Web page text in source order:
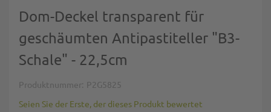
Dom-Deckel transparent für
geschäumten Antipastiteller "B3-
Schale" - 22,5cm
Produktnummer P2G5825
Seien Sie der Erste, der dieses Produkt bewertet